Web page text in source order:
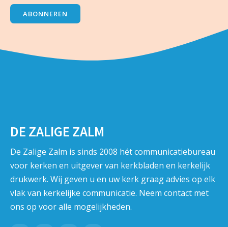
ABONNEREN
DE ZALIGE ZALM
De Zalige Zalm is sinds 2008 hét communicatiebureau
voor kerken en uitgever van kerkbladen en kerkelijk
drukwerk. Wij geven u en uw kerk graag advies op elk
vlak van kerkelijke communicatie. Neem contact met
ons op voor alle mogelijkheden.